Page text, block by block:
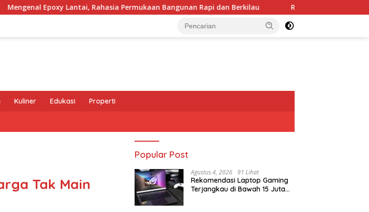
Lantai, Rahasia Permukaan Bangunan Rapi dan Berkilau Rekomendasi Laptop Gaming
Kuliner Edukasi Properti
Tak Main
Popular Post
Agustus 4, 2026 91 Lihat
Rekomendasi Laptop Gaming
Terjangkau di Bawah 15 Juta